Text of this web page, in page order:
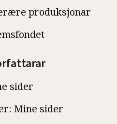
produksjonar
sider
Mine sider